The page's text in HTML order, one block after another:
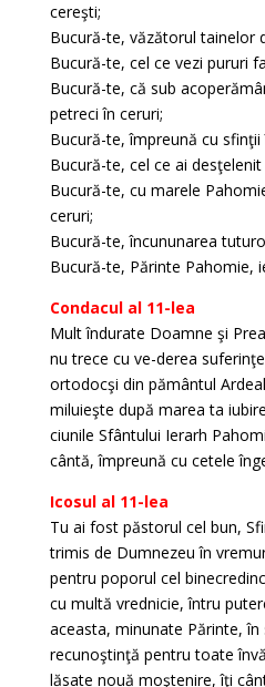
cereşti;
Bucură-te, văzătorul tainelor
Bucură-te, cel ce vezi pururi
Bucură-te, că sub
petreci în ceruri;
Bucură-te, împreună cu
Bucură-te, cel ce ai
Bucură-te, cu marele
ceruri;
Bucură-te, încununarea
Bucură-te, Părinte Pahomie,
Condacul al 11-lea
Mult îndurate Doamne şi
nu trece cu ve-derea
ortodocşi din pământul
miluieşte după marea ta
ciunile Sfântului Ierarh
cântă, împreună cu cetele
Icosul al 11-lea
Tu ai fost păstorul cel bun,
trimis de Dumnezeu în
pentru poporul cel
cu multă vrednicie, întru
aceasta, minunate Părinte,
recunoştinţă pentru toate
lăsate nouă moştenire, îţi